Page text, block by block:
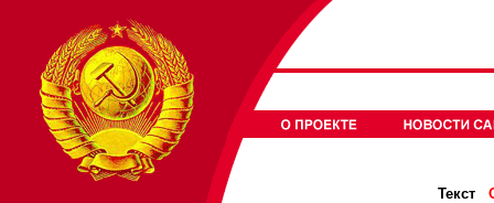
Текст